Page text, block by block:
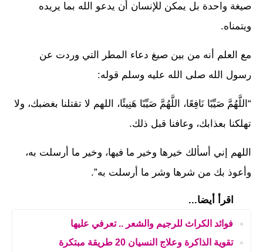
صيغة واحدة بل يمكن للإنسان أن يدعو الله بما يريده
ويتمناه.
مع العلم أنه من بين صيغ دعاء المطر التي وردت عن
رسول الله صلى الله عليه وسلم قوله:
“اللَّهُمَّ صَيِّبًا نَافِعًا، اللَّهُمَّ صَيِّبًا هَنِيئًا، اللهم لا تقتلنا بغضبك، ولا
تهلكنا بعذابك، وعافنا قبل ذلك.
اللهم إني أسألك خيرها وخير ما فيها، وخير ما أرسلت به،
وأعوذ بك من شرها وشر ما أرسلت به”.
اقرأ أيضا...
فوائد الكراث للرجيم والشعر .. تعرفي عليها
تقوية الذاكرة وعلاج النسيان 20 طريقة مبتكرة